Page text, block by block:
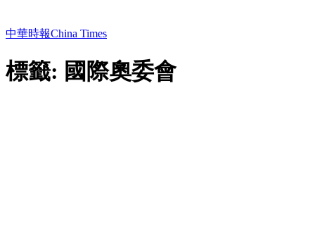
中華時報China Times
標籤: 國際奧委會